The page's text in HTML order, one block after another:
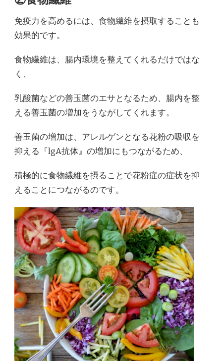
免疫力を高めるには、食物繊維を摂取することも
効果的です。
食物繊維は、腸内環境を整えてくれるだけではな
く、
乳酸菌などの善玉菌のエサとなるため、腸内を整
える善玉菌の増加をうながしてくれます。
善玉菌の増加は、アレルゲンとなる花粉の吸収を
抑える『lgA抗体』の増加にもつながるため、
積極的に食物繊維を摂ることで花粉症の症状を抑
えることにつながるのです。